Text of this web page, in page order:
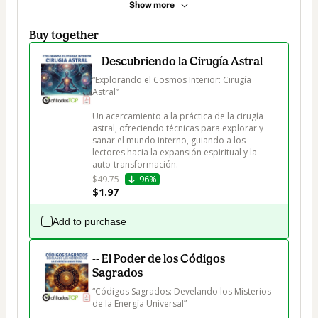
Show more
Buy together
-- Descubriendo la Cirugía Astral
“Explorando el Cosmos Interior: Cirugía
Astral”
Un acercamiento a la práctica de la cirugía
astral, ofreciendo técnicas para explorar y
sanar el mundo interno, guiando a los
lectores hacia la expansión espiritual y la
auto-transformación.
$49.75
96%
$1.97
Add to purchase
-- El Poder de los Códigos
Sagrados
“Códigos Sagrados: Develando los Misterios
de la Energía Universal”